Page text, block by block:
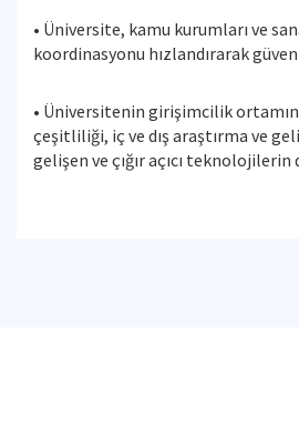
• Üniversite, kamu kurumları ve
koordinasyonu hızlandırarak
• Üniversitenin girişimcilik
çeşitliliği, iç ve dış araştırma ve
gelişen ve çığır açıcı